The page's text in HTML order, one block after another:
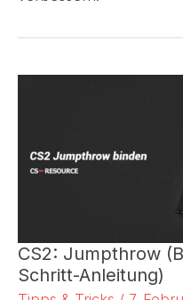
CS2: Jumpthrow
Schritt-Anleitung)